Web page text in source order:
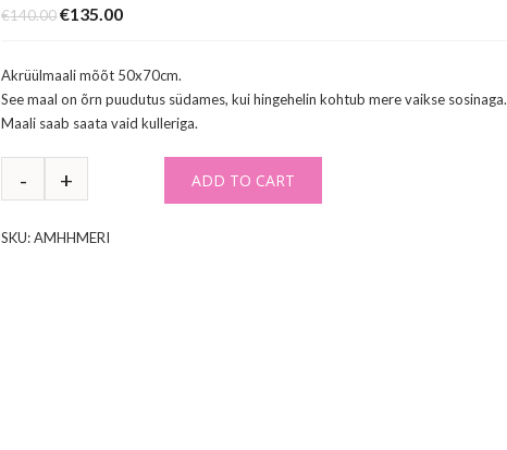
€140.00Original
€140.00.
€135.00Current
€135.00.
Akrüülmaali mõõt 50x70cm.
See maal on õrn puudutus südames, kui hingehelin kohtub mere vaikse sosinaga.
Maali saab saata vaid kulleriga.
ADD TO CART
SKU:AMHHMERI